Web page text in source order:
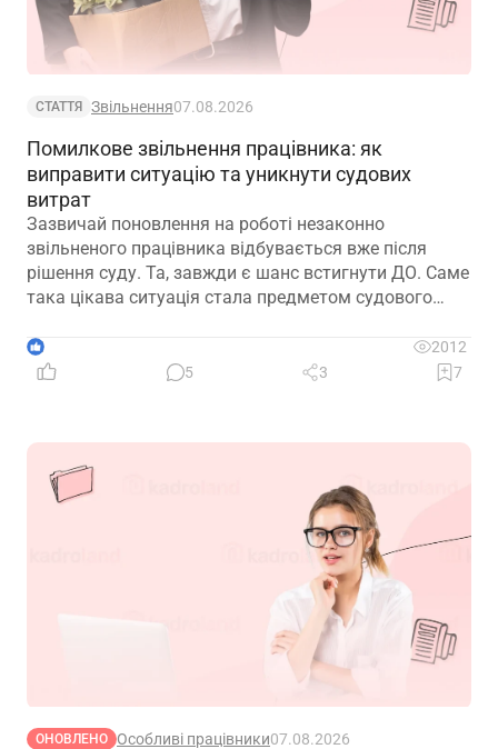
СТАТТЯ Звільнення07.08.2026
Помилкове звільнення працівника: як
виправити ситуацію та уникнути судових
витрат
Зазвичай поновлення на роботі незаконно
звільненого працівника відбувається вже після
рішення суду. Та, завжди є шанс встигнути ДО. Саме
така цікава ситуація стала предметом судового
скасував помилково виданий наказ про звільнення.
Розберемо її докладно
1
2012
5
3 7
ОНОВЛЕНО Особливі працівники07.08.2026